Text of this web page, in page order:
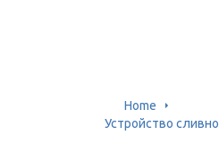
Home
Устройство